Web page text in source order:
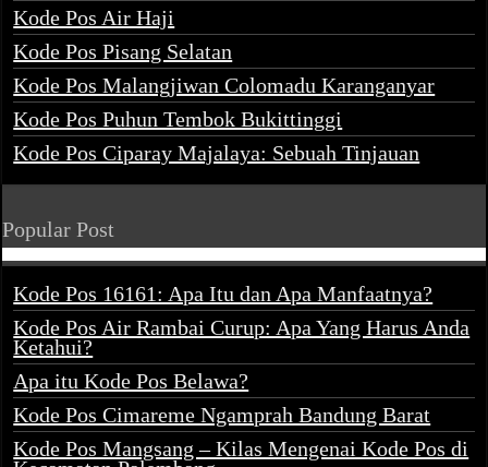
Kode Pos Air Haji
Kode Pos Pisang Selatan
Kode Pos Malangjiwan Colomadu Karanganyar
Kode Pos Puhun Tembok Bukittinggi
Kode Pos Ciparay Majalaya: Sebuah Tinjauan
Popular Post
Kode Pos 16161: Apa Itu dan Apa Manfaatnya?
Kode Pos Air Rambai Curup: Apa Yang Harus Anda
Ketahui?
Apa itu Kode Pos Belawa?
Kode Pos Cimareme Ngamprah Bandung Barat
Kode Pos Mangsang – Kilas Mengenai Kode Pos di